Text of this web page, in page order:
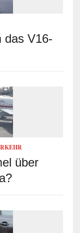
das V16-
über